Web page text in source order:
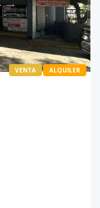
VENTA ALQUILER